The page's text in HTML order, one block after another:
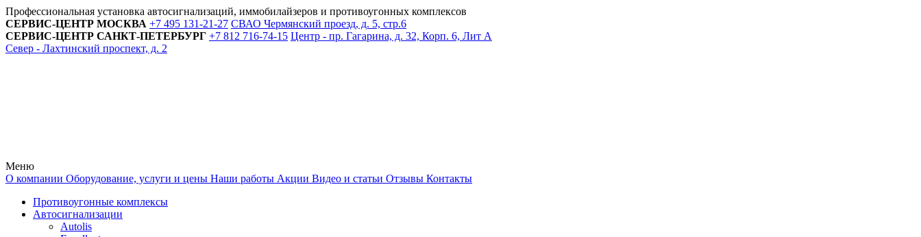
Профессиональная установка автосигнализаций, иммобилайзеров и противоугонных комплексов
СЕРВИС-ЦЕНТР МОСКВА +7 495 131-21-27 СВАО Чермянский проезд, д. 5, стр.6
СЕРВИС-ЦЕНТР САНКТ-ПЕТЕРБУРГ +7 812 716-74-15 Центр - пр. Гагарина, д. 32, Корп. 6, Лит А
Север - Лахтинский проспект, д. 2
Меню
О компании Оборудование, услуги и цены Наши работы Акции Видео и статьи Отзывы Контакты
Противоугонные комплексы
Автосигнализации
Autolis